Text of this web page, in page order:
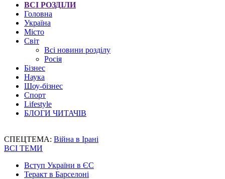
ВСІ РОЗДІЛИ
Головна
Україна
Місто
Світ
Всі новини розділу
Росія
Бізнес
Наука
Шоу-бізнес
Спорт
Lifestyle
БЛОГИ ЧИТАЧІВ
СПЕЦТЕМА: Війна в Ірані
ВСІ ТЕМИ
Вступ України в ЄС
Теракт в Барселоні